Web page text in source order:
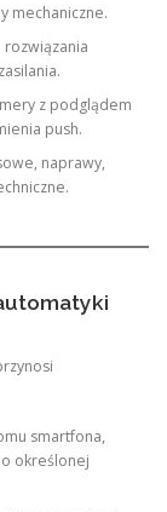
mechaniczne.
rozwiązania
z podglądem
push.
naprawy,
smartfona,
określonej